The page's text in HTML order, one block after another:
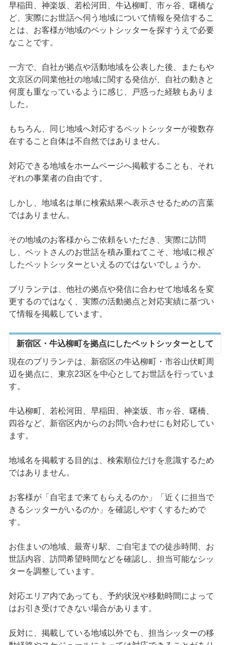
早稲田、神楽坂、若松河田、牛込柳町、市ヶ谷、曙橋な
ど、実際にお世話へ伺う地域について情報を発信するこ
とは、お客様が地域のペットシッターを探すうえで必要
なことです。
一方で、自社が拠点や活動地域を公表した後、またもや
文京区の同業他社の地域に関する発信が、自社の動きと
何度も重なっているように感じ、戸惑った経験もありま
した。
もちろん、同じ地域へ対応するペットシッターが複数存
在すること自体は不自然ではありません。
対応できる地域をホームページへ掲載することも、それ
ぞれの事業者の自由です。
しかし、地域名は単に検索結果へ表示させるための言葉
ではありません。
その地域のお客様からご依頼をいただき、実際に訪問
し、ペットさんのお世話を積み重ねてこそ、地域に根ざ
したペットシッターといえるのではないでしょうか。
ブリランテは、他社の拠点や発信に合わせて地域名を変
更するのではなく、実際の活動拠点と対応実績に基づい
て情報を掲載しています。
新宿区・牛込柳町を拠点にしたペットシッターとして
現在のブリランテは、新宿区の牛込柳町・市谷山伏町周
辺を拠点に、東京23区を中心としてお世話を行っていま
す。
牛込柳町、若松河田、早稲田、神楽坂、市ヶ谷、曙橋、
四谷など、新宿区内からのお問い合わせにも対応してい
ます。
地域名を掲載する目的は、検索順位だけを意識するため
ではありません。
お客様が「自宅まで来てもらえるのか」「近くに担当で
きるシッターがいるのか」を確認しやすくするためで
す。
お住まいの地域、最寄り駅、ご自宅までの徒歩時間、お
世話内容、訪問希望時間などを確認し、担当可能なシッ
ターを調整しています。
対応エリア内であっても、予約状況や移動時間によって
はお引き受けできない場合があります。
反対に、掲載している地域以外でも、担当シッターの移